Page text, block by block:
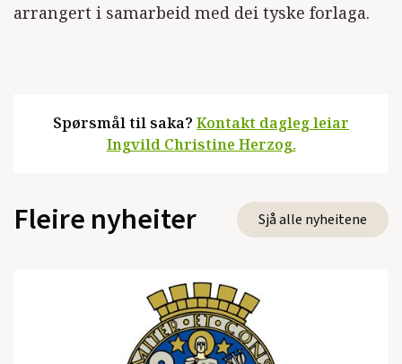
arrangert i samarbeid med dei tyske forlaga.
Spørsmål til saka? Kontakt dagleg leiar
Ingvild Christine Herzog.
Fleire nyheiter Sjå alle nyheitene